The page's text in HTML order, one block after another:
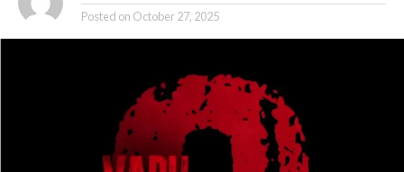
Posted on October 27, 2025